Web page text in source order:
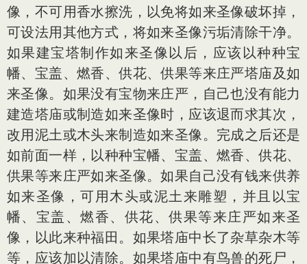
像，不可用香水擦洗，以免将如来圣像破坏掉，
可设法用其他方式，将如来圣像污垢清除干净。
如果建宝塔制作如来圣像以后，应该以种种宝
幡、宝盖、燃香、供花、供果等来庄严塔庙及如
来圣像。如果没有宝物来庄严，自己也没有能力
建造塔庙或制造如来圣像时，应该退而求其次，
改用泥土或木头来制造如来圣像。完成之后还是
如前面一样，以种种宝幡、宝盖、燃香、供花、
供果等来庄严如来圣像。如果自己没有钱来供养
如来圣像，可用木头或泥土来雕塑，并且以宝
幡、宝盖、燃香、供花、供果等来庄严如来圣
像，以此来种福田。如果塔庙中长了杂草杂木等
等，应该加以清除。如果塔庙中有鸟兽的死尸，